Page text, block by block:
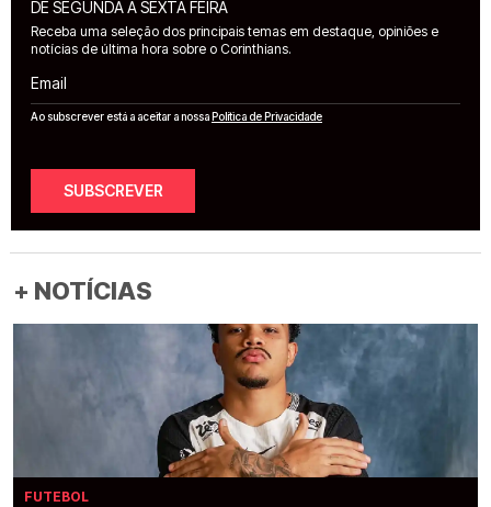
DE SEGUNDA A SEXTA FEIRA
Receba uma seleção dos principais temas em destaque, opiniões e
notícias de última hora sobre o Corinthians.
Email
Ao subscrever está a aceitar a nossaPolítica de Privacidade
SUBSCREVER
+ NOTÍCIAS
FUTEBOL